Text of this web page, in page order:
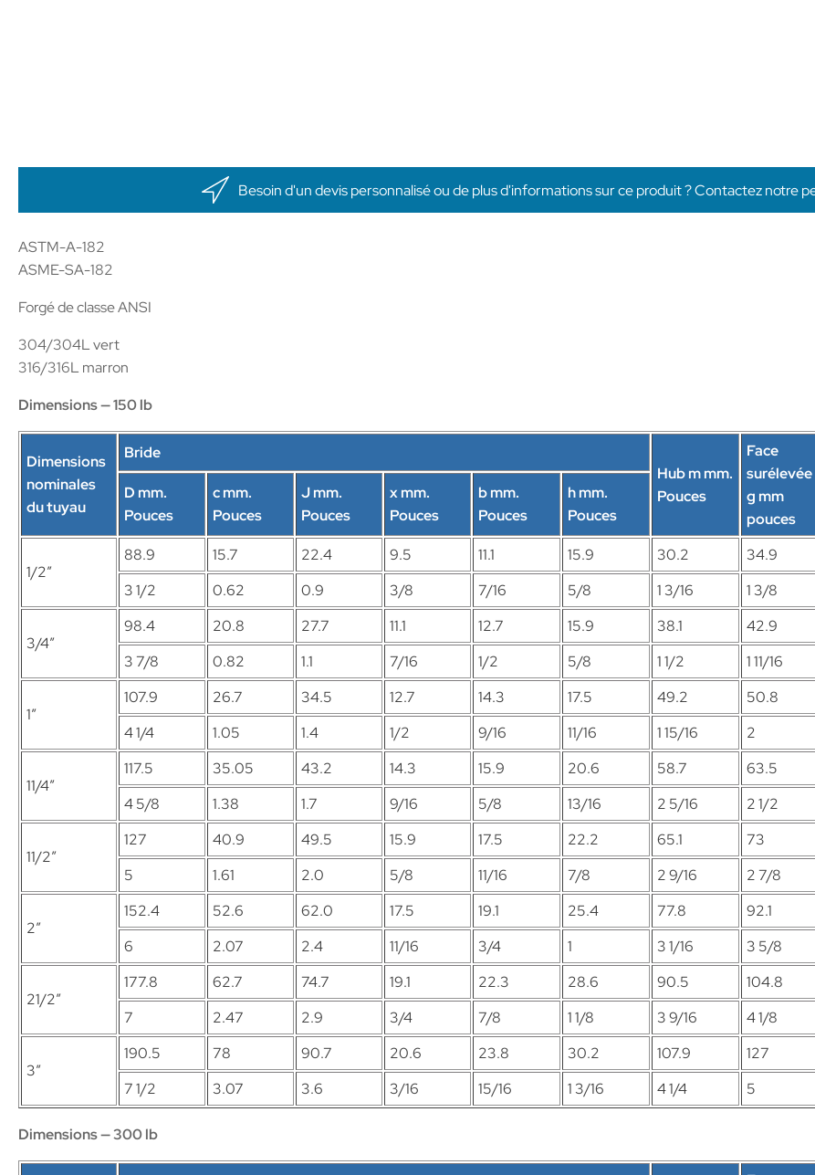
Besoin d'un devis personnalisé ou de plus d'informations sur ce produit ? Contactez notre
ASTM-A-182
ASME-SA-182
Forgé de classe ANSI
304/304L vert
316/316L marron
Dimensions — 150 lb
Dimensions
nominales
du tuyau
Bride
Hub m mm.
Pouces
Face
surélevée
g mm
pouces
D mm.
Pouces
c mm.
Pouces
J mm.
Pouces
x mm.
Pouces
b mm.
Pouces
h mm.
Pouces
1/2″
88.9 15.7 22.4 9.5 11.1 15.9 30.2
34.9
3 1/2
0.62 0.9 3/8 7/16 5/8 1 3/16 1 3/8
3/4″
98.4 20.8 27.7 11.1 12.7 15.9 38.1
42.9
3 7/8
0.82 1.1 7/16 1/2 5/8 1 1/2 1 11/16
1″
107.9 26.7 34.5 12.7 14.3 17.5 49.2
50.8
4 1/4
1.05 1.4 1/2 9/16 11/16 1 15/16 2
11/4″
117.5 35.05 43.2 14.3 15.9 20.6 58.7
63.5
4 5/8
1.38 1.7 9/16 5/8 13/16 2 5/16 2 1/2
11/2″
127 40.9 49.5 15.9 17.5 22.2 65.1
73
5
1.61 2.0 5/8 11/16 7/8 2 9/16 2 7/8
2″
152.4 52.6 62.0 17.5 19.1 25.4 77.8
92.1
6
2.07 2.4 11/16 3/4 1 3 1/16 3 5/8
21/2″
177.8 62.7 74.7 19.1 22.3 28.6 90.5
104.8
7
2.47 2.9 3/4 7/8 1 1/8 3 9/16 4 1/8
3″
190.5 78 90.7 20.6 23.8 30.2 107.9
127
7 1/2
3.07 3.6 3/16 15/16 1 3/16 4 1/4 5
Dimensions — 300 lb